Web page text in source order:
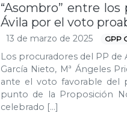
“Asombro” entre
Ávila por el voto
13 de marzo de 2025 GPP
Los procuradores del PP de
García Nieto, Mª Ángeles
ante el voto favorable del
punto de la Proposición
celebrado […]